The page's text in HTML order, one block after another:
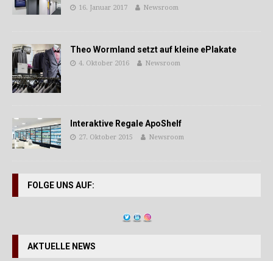
16. Januar 2017 Newsroom
Theo Wormland setzt auf kleine ePlakate
4. Oktober 2016 Newsroom
Interaktive Regale ApoShelf
27. Oktober 2015 Newsroom
FOLGE UNS AUF:
AKTUELLE NEWS